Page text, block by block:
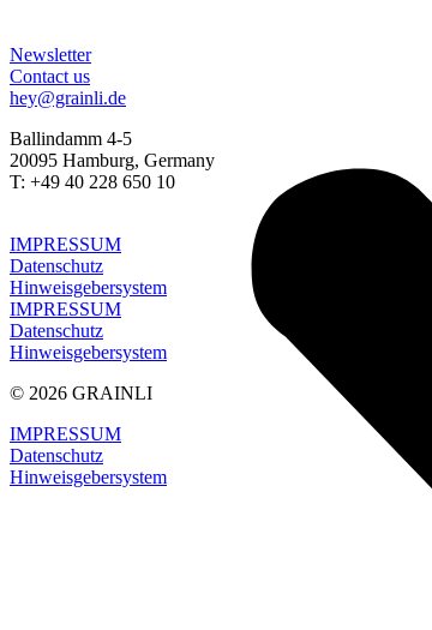
Newsletter
Contact us
hey@grainli.de
Ballindamm 4-5
20095 Hamburg, Germany
T: +49 40 228 650 10
IMPRESSUM
Datenschutz
Hinweis­geber­system
IMPRESSUM
Datenschutz
Hinweis­geber­system
© 2026 GRAINLI
IMPRESSUM
Datenschutz
Hinweisgeber­system